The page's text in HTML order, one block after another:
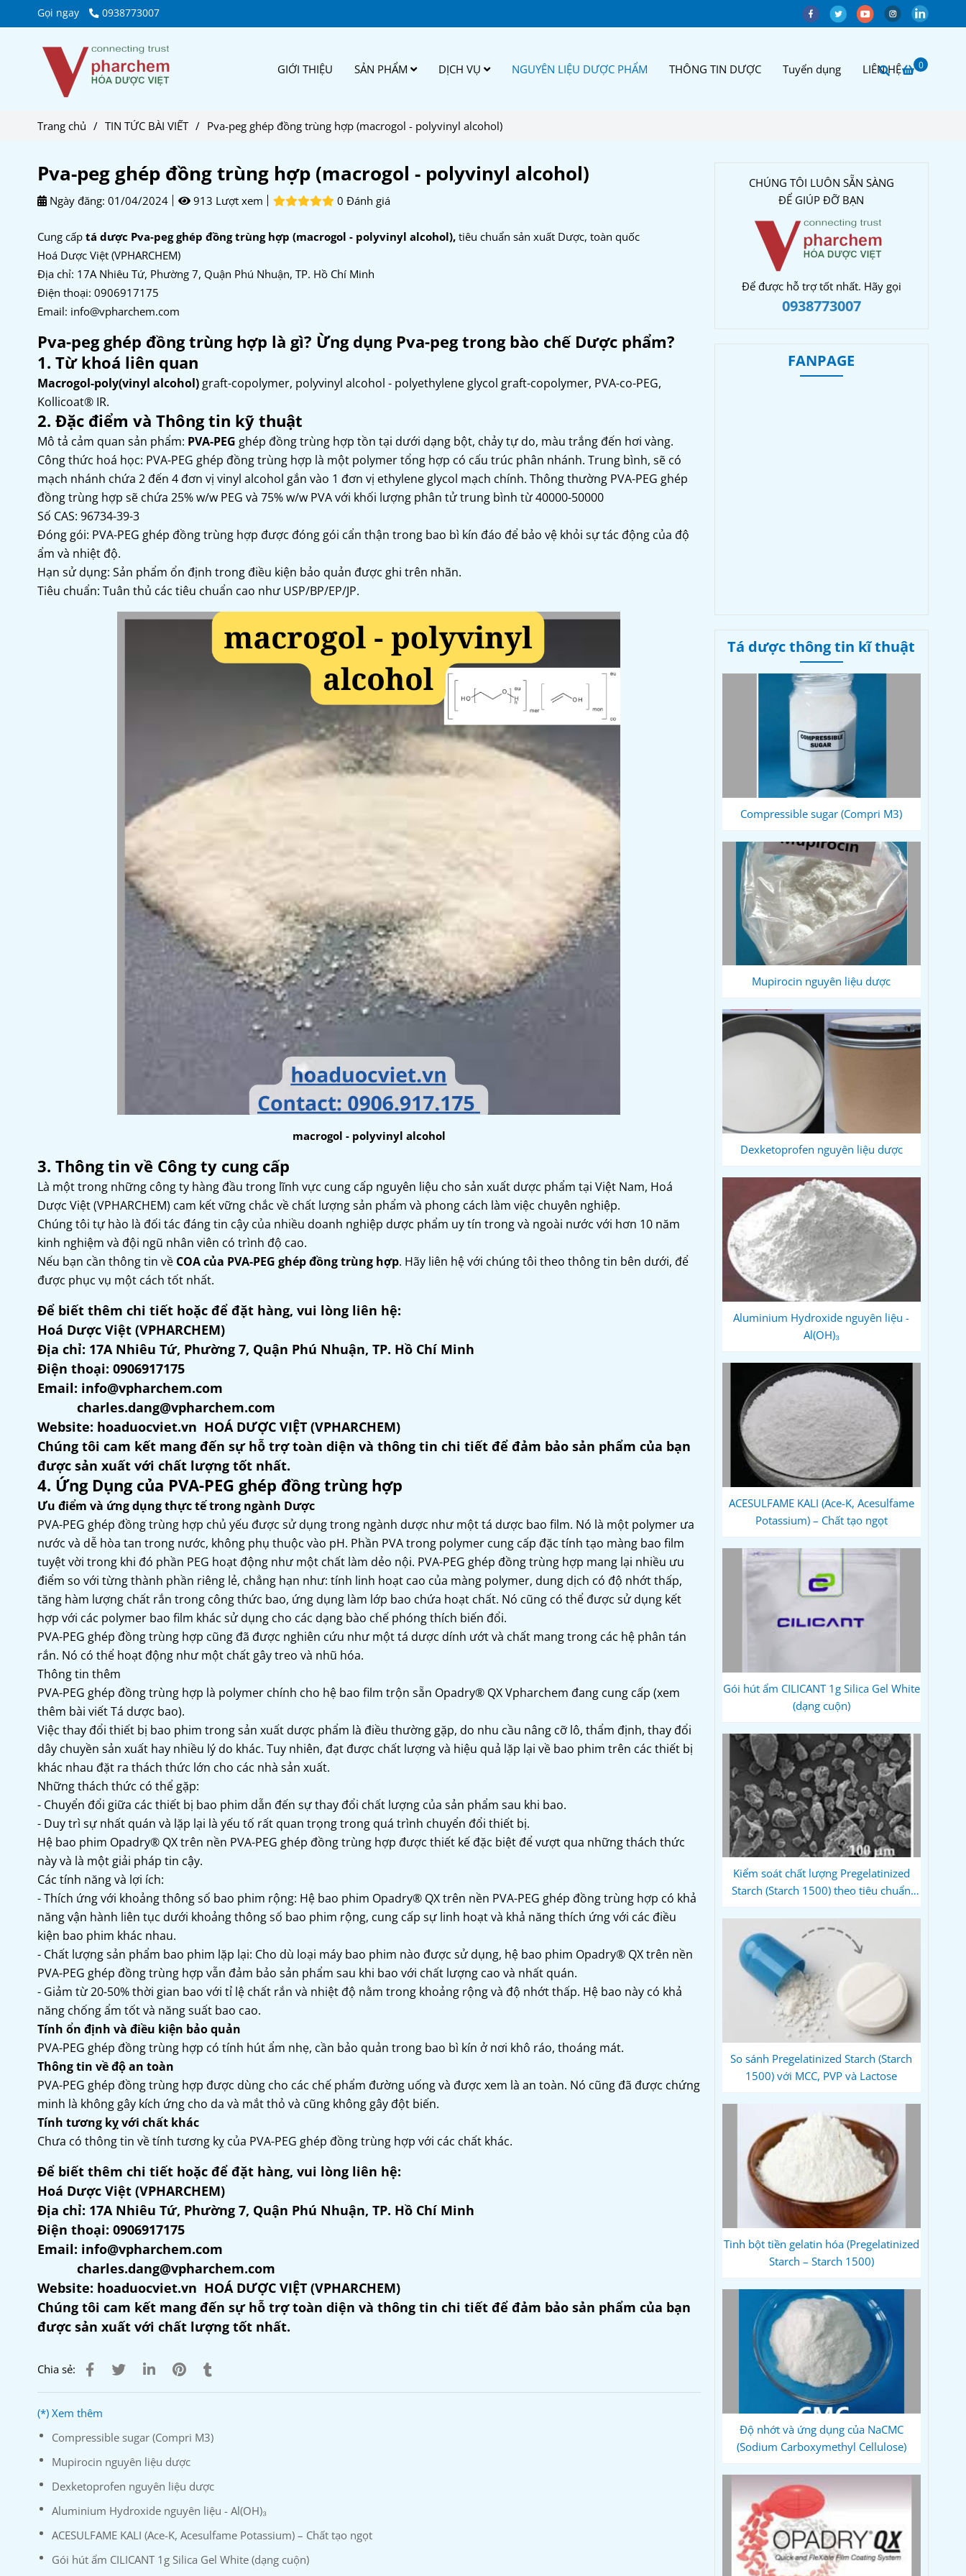
Gọi ngay 0938773007
0
GIỚI THIỆU SẢN PHẨM DỊCH VỤ NGUYÊN LIỆU DƯỢC PHẨM THÔNG TIN DƯỢC Tuyển dụng LIÊN HỆ
Trang chủ / TIN TỨC BÀI VIẾT / Pva-peg ghép đồng trùng hợp (macrogol - polyvinyl alcohol)
Pva-peg ghép đồng trùng hợp (macrogol - polyvinyl alcohol)
Ngày đăng: 01/04/2024 913 Lượt xem 0 Đánh giá
Cung cấp tá dược Pva-peg ghép đồng trùng hợp (macrogol - polyvinyl alcohol), tiêu chuẩn sản xuất Dược, toàn quốc
Hoá Dược Việt (VPHARCHEM)
Địa chỉ: 17A Nhiêu Tứ, Phường 7, Quận Phú Nhuận, TP. Hồ Chí Minh
Điện thoại: 0906917175
Email: info@vpharchem.com
Pva-peg ghép đồng trùng hợp là gì? Ừng dụng Pva-peg trong bào chế Dược phẩm?
1. Từ khoá liên quan
Macrogol-poly(vinyl alcohol) graft-copolymer, polyvinyl alcohol - polyethylene glycol graft-copolymer, PVA-co-PEG,
Kollicoat® IR.
2. Đặc điểm và Thông tin kỹ thuật
Mô tả cảm quan sản phẩm: PVA-PEG ghép đồng trùng hợp tồn tại dưới dạng bột, chảy tự do, màu trắng đến hơi vàng.
Công thức hoá học: PVA-PEG ghép đồng trùng hợp là một polymer tổng hợp có cấu trúc phân nhánh. Trung bình, sẽ có
mạch nhánh chứa 2 đến 4 đơn vị vinyl alcohol gắn vào 1 đơn vị ethylene glycol mạch chính. Thông thường PVA-PEG ghép
đồng trùng hợp sẽ chứa 25% w/w PEG và 75% w/w PVA với khối lượng phân tử trung bình từ 40000-50000
Số CAS: 96734-39-3
Đóng gói: PVA-PEG ghép đồng trùng hợp được đóng gói cẩn thận trong bao bì kín đáo để bảo vệ khỏi sự tác động của độ
ẩm và nhiệt độ.
Hạn sử dụng: Sản phẩm ổn định trong điều kiện bảo quản được ghi trên nhãn.
Tiêu chuẩn: Tuân thủ các tiêu chuẩn cao như USP/BP/EP/JP.
macrogol - polyvinyl alcohol
3. Thông tin về Công ty cung cấp
Là một trong những công ty hàng đầu trong lĩnh vực cung cấp nguyên liệu cho sản xuất dược phẩm tại Việt Nam, Hoá
Dược Việt (VPHARCHEM) cam kết vững chắc về chất lượng sản phẩm và phong cách làm việc chuyên nghiệp.
Chúng tôi tự hào là đối tác đáng tin cậy của nhiều doanh nghiệp dược phẩm uy tín trong và ngoài nước với hơn 10 năm
kinh nghiệm và đội ngũ nhân viên có trình độ cao.
Nếu bạn cần thông tin về COA của PVA-PEG ghép đồng trùng hợp. Hãy liên hệ với chúng tôi theo thông tin bên dưới, để
được phục vụ một cách tốt nhất.
Để biết thêm chi tiết hoặc để đặt hàng, vui lòng liên hệ:
Hoá Dược Việt (VPHARCHEM)
Địa chỉ: 17A Nhiêu Tứ, Phường 7, Quận Phú Nhuận, TP. Hồ Chí Minh
Điện thoại: 0906917175
Email: info@vpharchem.com
charles.dang@vpharchem.com
Website: hoaduocviet.vn HOÁ DƯỢC VIỆT (VPHARCHEM)
Chúng tôi cam kết mang đến sự hỗ trợ toàn diện và thông tin chi tiết để đảm bảo sản phẩm của bạn
được sản xuất với chất lượng tốt nhất.
4. Ứng Dụng của PVA-PEG ghép đồng trùng hợp
Ưu điểm và ứng dụng thực tế trong ngành Dược
PVA-PEG ghép đồng trùng hợp chủ yếu được sử dụng trong ngành dược như một tá dược bao film. Nó là một polymer ưa
nước và dễ hòa tan trong nước, không phụ thuộc vào pH. Phần PVA trong polymer cung cấp đặc tính tạo màng bao film
tuyệt vời trong khi đó phần PEG hoạt động như một chất làm dẻo nội. PVA-PEG ghép đồng trùng hợp mang lại nhiều ưu
điểm so với từng thành phần riêng lẻ, chẳng hạn như: tính linh hoạt cao của màng polymer, dung dịch có độ nhớt thấp,
tăng hàm lượng chất rắn trong công thức bao, ứng dụng làm lớp bao chứa hoạt chất. Nó cũng có thể được sử dụng kết
hợp với các polymer bao film khác sử dụng cho các dạng bào chế phóng thích biến đổi.
PVA-PEG ghép đồng trùng hợp cũng đã được nghiên cứu như một tá dược dính ướt và chất mang trong các hệ phân tán
rắn. Nó có thể hoạt động như một chất gây treo và nhũ hóa.
Thông tin thêm
PVA-PEG ghép đồng trùng hợp là polymer chính cho hệ bao film trộn sẵn Opadry® QX Vpharchem đang cung cấp (xem
thêm bài viết Tá dược bao).
Việc thay đổi thiết bị bao phim trong sản xuất dược phẩm là điều thường gặp, do nhu cầu nâng cỡ lô, thẩm định, thay đổi
dây chuyền sản xuất hay nhiều lý do khác. Tuy nhiên, đạt được chất lượng và hiệu quả lặp lại về bao phim trên các thiết bị
khác nhau đặt ra thách thức lớn cho các nhà sản xuất.
Những thách thức có thể gặp:
- Chuyển đổi giữa các thiết bị bao phim dẫn đến sự thay đổi chất lượng của sản phẩm sau khi bao.
- Duy trì sự nhất quán và lặp lại là yếu tố rất quan trọng trong quá trình chuyển đổi thiết bị.
Hệ bao phim Opadry® QX trên nền PVA-PEG ghép đồng trùng hợp được thiết kế đặc biệt để vượt qua những thách thức
này và là một giải pháp tin cậy.
Các tính năng và lợi ích:
- Thích ứng với khoảng thông số bao phim rộng: Hệ bao phim Opadry® QX trên nền PVA-PEG ghép đồng trùng hợp có khả
năng vận hành liên tục dưới khoảng thông số bao phim rộng, cung cấp sự linh hoạt và khả năng thích ứng với các điều
kiện bao phim khác nhau.
- Chất lượng sản phẩm bao phim lặp lại: Cho dù loại máy bao phim nào được sử dụng, hệ bao phim Opadry® QX trên nền
PVA-PEG ghép đồng trùng hợp vẫn đảm bảo sản phẩm sau khi bao với chất lượng cao và nhất quán.
- Giảm từ 20-50% thời gian bao với tỉ lệ chất rắn và nhiệt độ nằm trong khoảng rộng và độ nhớt thấp. Hệ bao này có khả
năng chống ẩm tốt và năng suất bao cao.
Tính ổn định và điều kiện bảo quản
PVA-PEG ghép đồng trùng hợp có tính hút ẩm nhẹ, cần bảo quản trong bao bì kín ở nơi khô ráo, thoáng mát.
Thông tin về độ an toàn
PVA-PEG ghép đồng trùng hợp được dùng cho các chế phẩm đường uống và được xem là an toàn. Nó cũng đã được chứng
minh là không gây kích ứng cho da và mắt thỏ và cũng không gây đột biến.
Tính tương kỵ với chất khác
Chưa có thông tin về tính tương kỵ của PVA-PEG ghép đồng trùng hợp với các chất khác.
Để biết thêm chi tiết hoặc để đặt hàng, vui lòng liên hệ:
Hoá Dược Việt (VPHARCHEM)
Địa chỉ: 17A Nhiêu Tứ, Phường 7, Quận Phú Nhuận, TP. Hồ Chí Minh
Điện thoại: 0906917175
Email: info@vpharchem.com
charles.dang@vpharchem.com
Website: hoaduocviet.vn HOÁ DƯỢC VIỆT (VPHARCHEM)
Chúng tôi cam kết mang đến sự hỗ trợ toàn diện và thông tin chi tiết để đảm bảo sản phẩm của bạn
được sản xuất với chất lượng tốt nhất.
Chia sẻ:
(*) Xem thêm
Compressible sugar (Compri M3)
Mupirocin nguyên liệu dược
Dexketoprofen nguyên liệu dược
Aluminium Hydroxide nguyên liệu - Al(OH)₃
ACESULFAME KALI (Ace-K, Acesulfame Potassium) – Chất tạo ngọt
Gói hút ẩm CILICANT 1g Silica Gel White (dạng cuộn)
CHÚNG TÔI LUÔN SẴN SÀNG
ĐỂ GIÚP ĐỠ BẠN
Để được hỗ trợ tốt nhất. Hãy gọi
0938773007
FANPAGE
Tá dược thông tin kĩ thuật
Compressible sugar (Compri M3)
Mupirocin nguyên liệu dược
Dexketoprofen nguyên liệu dược
Aluminium Hydroxide nguyên liệu -
Al(OH)₃
ACESULFAME KALI (Ace-K, Acesulfame
Potassium) – Chất tạo ngọt
Gói hút ẩm CILICANT 1g Silica Gel White
(dạng cuộn)
Kiểm soát chất lượng Pregelatinized
Starch (Starch 1500) theo tiêu chuẩn
So sánh Pregelatinized Starch (Starch
1500) với MCC, PVP và Lactose
Tinh bột tiền gelatin hóa (Pregelatinized
Starch – Starch 1500)
Độ nhớt và ứng dụng của NaCMC
(Sodium Carboxymethyl Cellulose)